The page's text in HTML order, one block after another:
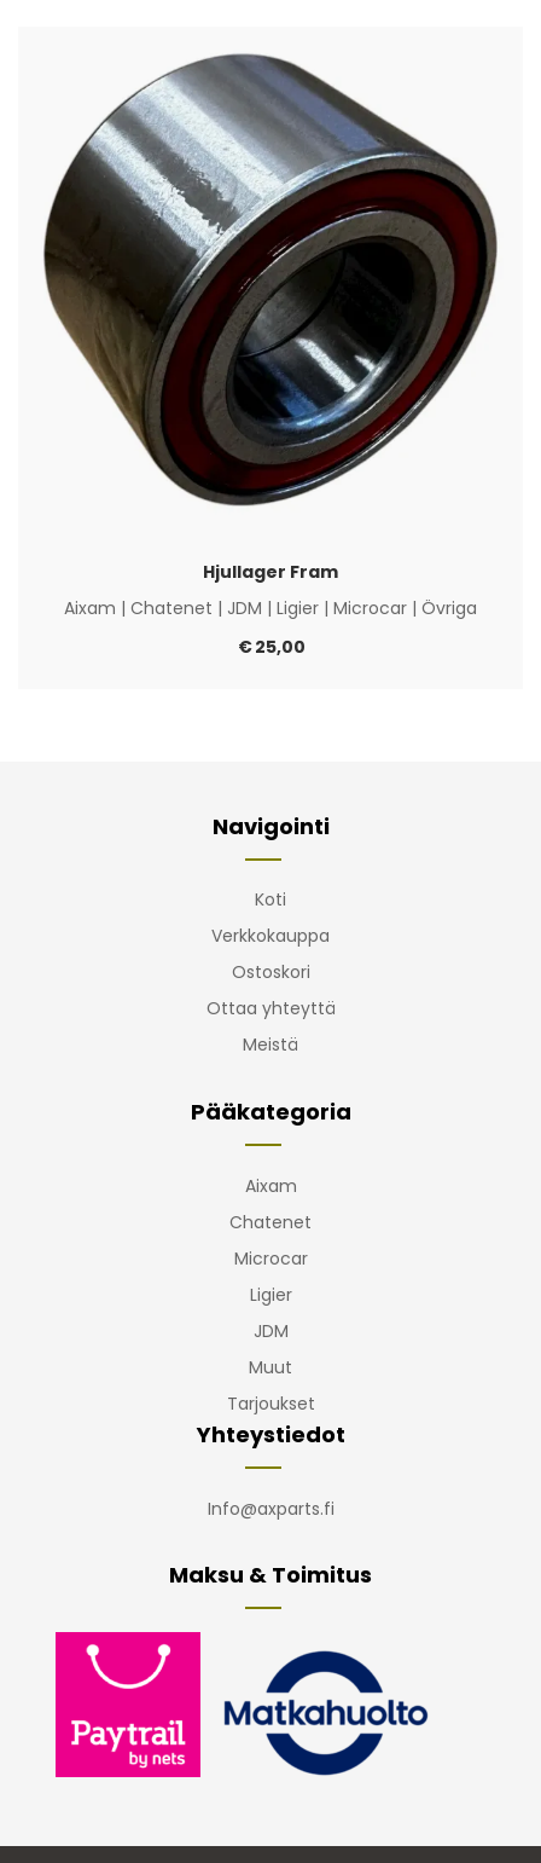
Hjullager Fram
Aixam | Chatenet | JDM | Ligier | Microcar | Övriga
€25,00
Navigointi
Koti
Verkkokauppa
Ostoskori
Ottaa yhteyttä
Meistä
Pääkategoria
Aixam
Chatenet
Microcar
Ligier
JDM
Muut
Tarjoukset
Yhteystiedot
Info@axparts.fi
Maksu & Toimitus